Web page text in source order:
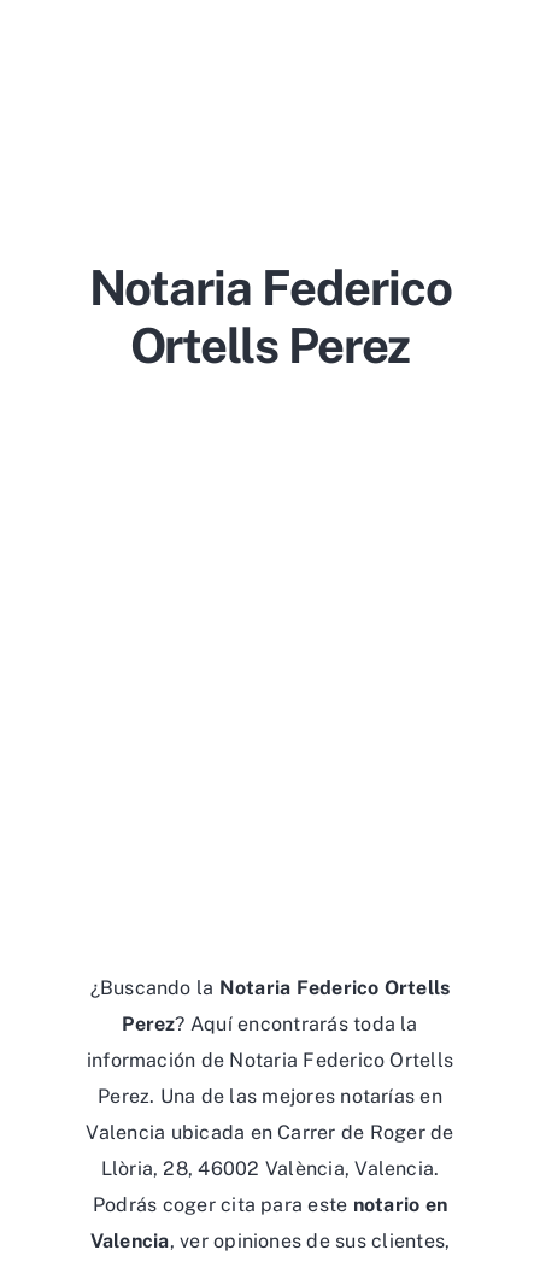
Notaria Federico
Ortells Perez
¿Buscando la Notaria Federico Ortells
Perez? Aquí encontrarás toda la
información de Notaria Federico Ortells
Perez. Una de las mejores notarías en
Valencia ubicada en Carrer de Roger de
Llòria, 28, 46002 València, Valencia.
Podrás coger cita para este notario en
Valencia, ver opiniones de sus clientes,